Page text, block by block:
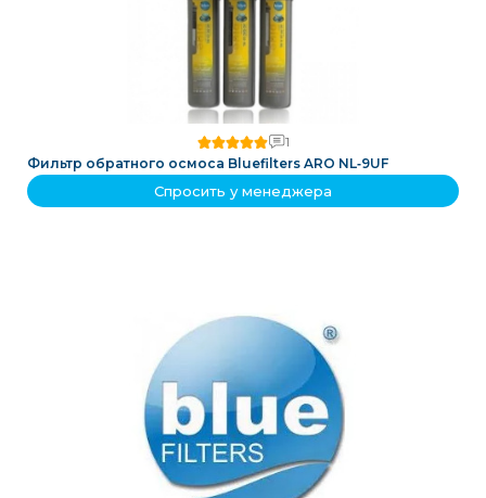
1
Фильтр обратного осмоса Bluefilters ARO NL‑9UF
Спросить у менеджера